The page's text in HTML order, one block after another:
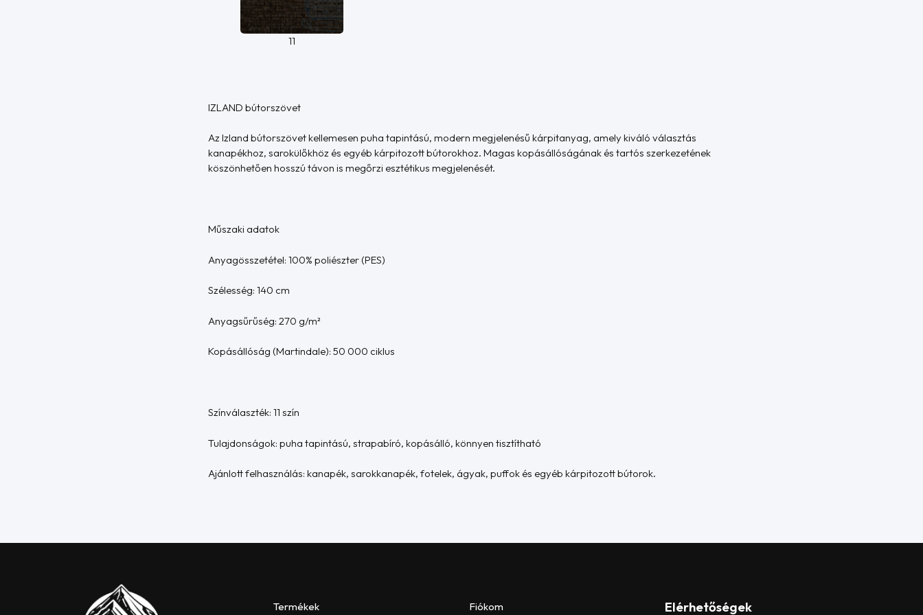
11
IZLAND bútorszövet
Az Izland bútorszövet kellemesen puha tapintású, modern megjelenésű kárpitanyag, amely kiváló választás
kanapékhoz, sarokülőkhöz és egyéb kárpitozott bútorokhoz. Magas kopásállóságának és tartós szerkezetének
köszönhetően hosszú távon is megőrzi esztétikus megjelenését.
Műszaki adatok
Anyagösszetétel: 100% poliészter (PES)
Szélesség: 140 cm
Anyagsűrűség: 270 g/m²
Kopásállóság (Martindale): 50 000 ciklus
Színválaszték: 11 szín
Tulajdonságok: puha tapintású, strapabíró, kopásálló, könnyen tisztítható
Ajánlott felhasználás: kanapék, sarokkanapék, fotelek, ágyak, puffok és egyéb kárpitozott bútorok.
Termékek Fiókom Elérhetőségek